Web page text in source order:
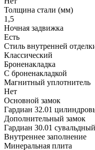
Толщина стали (мм)
1,5
Ночная задвижка
Есть
Стиль внутренней
Классический
Броненакладка
С броненакладкой
Магнитный уплотнитель
Нет
Основной замок
Гардиан 32.01
Дополнительный замок
Гардиан 30.01 сувальдный
Внутреннее заполнение
Минеральная плита